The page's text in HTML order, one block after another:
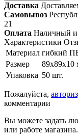
Доставка
Самовывоз
21
Оплата Наличный и
Характеристики
Материал гибкий
Размер
89х89х10
Упаковка 50 шт.
Пожалуйста,
комментарии
Вы можете задать
или работе магазина.